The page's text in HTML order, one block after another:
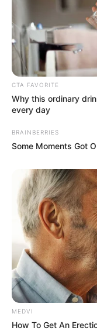
CTA FAVORITE
Why this ordinary
every day
BRAINBERRIES
Some Moments Got
MEDVI
How To Get An